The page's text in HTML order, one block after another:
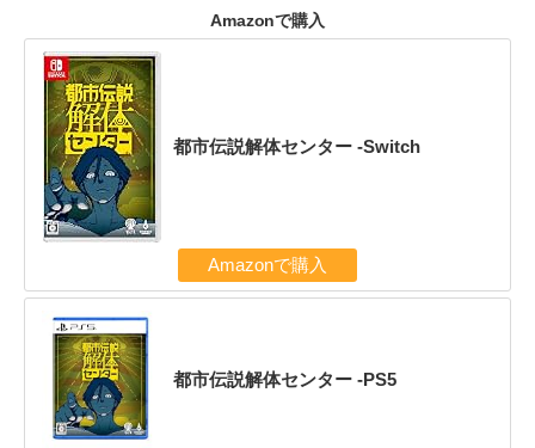
Amazonで購入
都市伝説解体センター -Switch
Amazonで購入
都市伝説解体センター -PS5